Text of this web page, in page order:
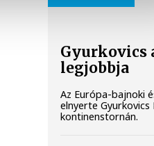
Gyurkovics
legjobbja
Az Európa-bajnoki
elnyerte
kontinenstornán.